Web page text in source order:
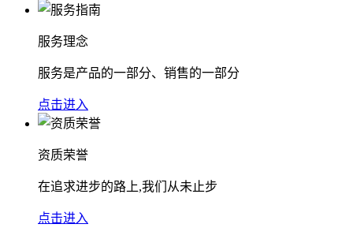
服务理念
服务是产品的一部分、销售的一部分
点击进入
资质荣誉
在追求进步的路上,我们从未止步
点击进入